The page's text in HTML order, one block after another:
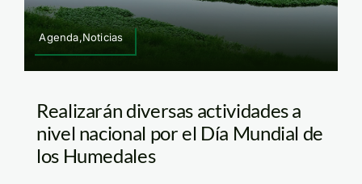
Agenda,Noticias
Realizarán diversas actividades a
nivel nacional por el Día Mundial de
los Humedales